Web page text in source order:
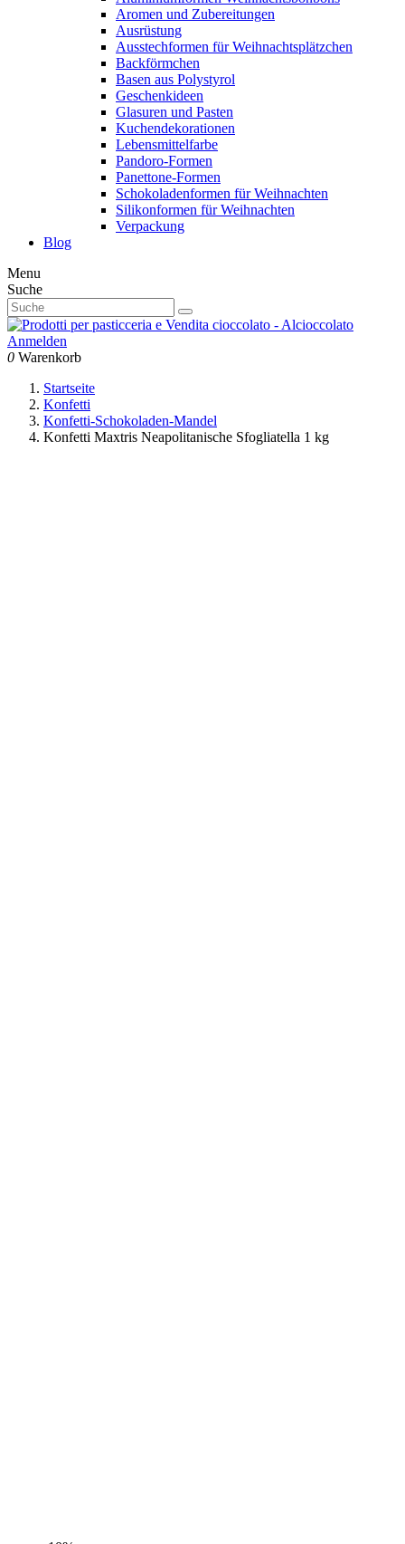
Aromen und Zubereitungen
Ausrüstung
Ausstechformen für Weihnachtsplätzchen
Backförmchen
Basen aus Polystyrol
Geschenkideen
Glasuren und Pasten
Kuchendekorationen
Lebensmittelfarbe
Pandoro-Formen
Panettone-Formen
Schokoladenformen für Weihnachten
Silikonformen für Weihnachten
Verpackung
Blog
Menu
Suche
Anmelden
0 Warenkorb
Startseite
Konfetti
Konfetti-Schokoladen-Mandel
Konfetti Maxtris Neapolitanische Sfogliatella 1 kg